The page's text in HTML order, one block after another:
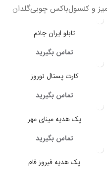
و کنسولباکس چوبیگلدان
تابلو ایران جانم
تماس بگیرید
کارت پستال نوروز
تماس بگیرید
پک هدیه مینای مهر
تماس بگیرید
پک هدیه فیروز فام